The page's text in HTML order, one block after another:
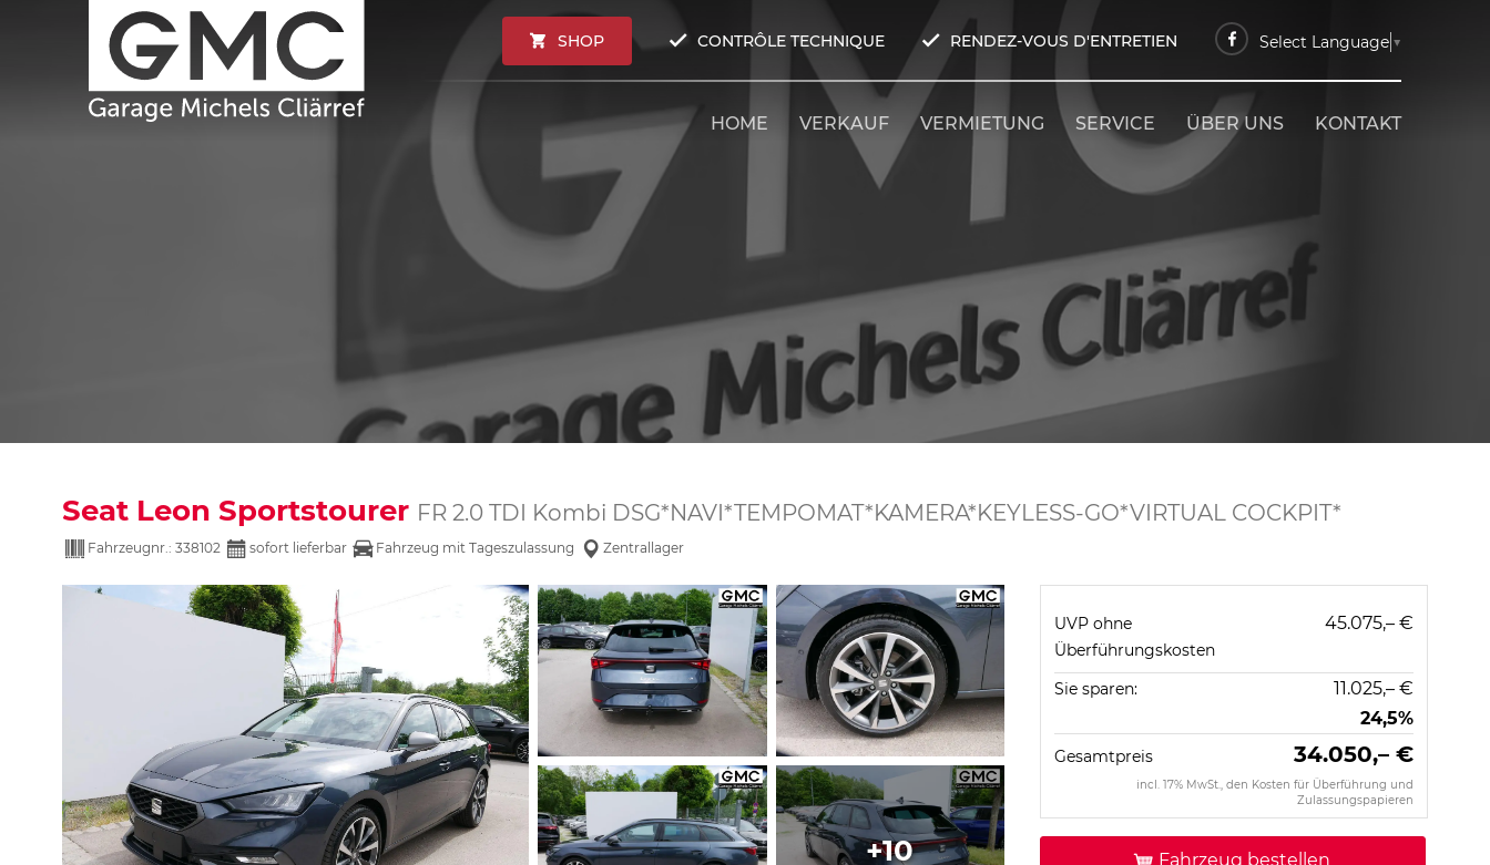
SHOP CONTRÔLE TECHNIQUE RENDEZ-VOUS D'ENTRETIEN Select Language ▼
HOME VERKAUF VERMIETUNG SERVICE ÜBER UNS KONTAKT
Seat Leon Sportstourer FR 2.0 TDI Kombi DSG*NAVI*TEMPOMAT*KAMERA*KEYLESS-GO*VIRTUAL COCKPIT*
Fahrzeugnr.: 338102 sofort lieferbar Fahrzeug mit Tageszulassung Zentrallager
UVP ohne
Überführungskosten
45.075,– €
Sie sparen:
11.025,– €
24,5%
Gesamtpreis 34.050,– €
incl. 17% MwSt., den Kosten für Überführung und
Zulassungspapieren
Fahrzeug bestellen
+10